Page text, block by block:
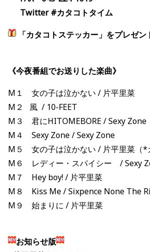
Twitter #カタコトタイム
「カタコトステッカー」をプレゼ
《今夜番組でお送りした楽曲》
M１ 女の子は泣かない / 片平里菜
M２ 風 / 10-FEET
M３ 君にHITOMEBORE / Sexy Zone
M４ Sexy Zone / Sexy Zone
M５ 女の子は泣かない / 片平里菜（*
M６ レディー・スパイシー / Sexy
M７ Hey boy! / 片平里菜
M８ Kiss Me / Sixpence None The
M９ 始まりに / 片平里菜
お知らせ版